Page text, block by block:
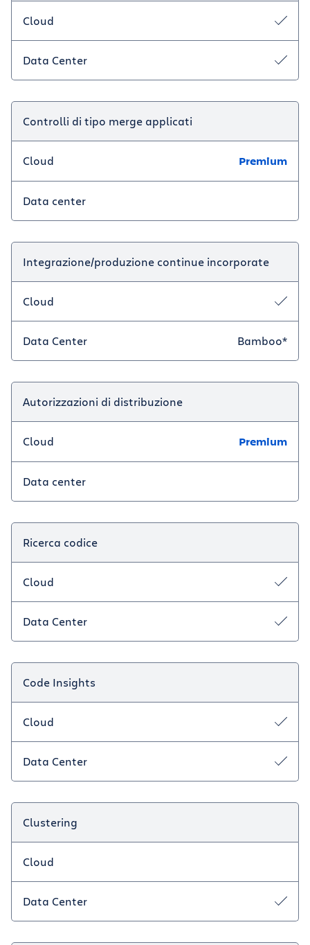
Cloud
Data Center
Controlli di tipo merge applicati
Cloud Premium
Data center
Integrazione/produzione continue incorporate
Cloud
Data Center Bamboo*
Autorizzazioni di distribuzione
Cloud Premium
Data center
Ricerca codice
Cloud
Data Center
Code Insights
Cloud
Data Center
Clustering
Cloud
Data Center